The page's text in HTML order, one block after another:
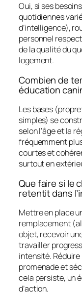
Oui, si ses
quotidiennes
d’intelligence),
personnel
de la qualité du
logement.
Combien de
éducation
Les bases
simples) se
selon l’âge et la
fréquemment
courtes et
surtout en
Que faire si le
retentit dans
Mettre en place
remplacement
objet, recevoir
travailler
intensité.
promenade et
cela persiste, un
d’action.